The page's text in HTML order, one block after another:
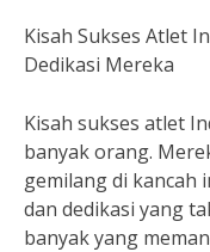
Kisah Sukses Atlet
Dedikasi Mereka
Kisah sukses atlet
banyak orang.
gemilang di kancah
dan dedikasi yang
banyak yang